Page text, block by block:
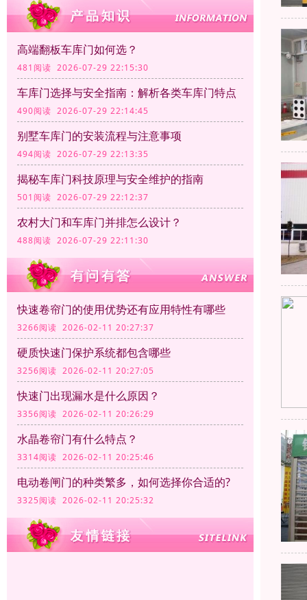
高端翻板车库门如何选？
481阅读 2026-07-29 22:15:30
车库门选择与安全指南：解析各类车库门特点
490阅读 2026-07-29 22:14:45
别墅车库门的安装流程与注意事项
494阅读 2026-07-29 22:13:35
揭秘车库门科技原理与安全维护的指南
501阅读 2026-07-29 22:12:37
农村大门和车库门并排怎么设计？
488阅读 2026-07-29 22:11:30
快速卷帘门的使用优势还有应用特性有哪些
3266阅读 2026-02-11 20:27:37
硬质快速门保护系统都包含哪些
3256阅读 2026-02-11 20:27:05
快速门出现漏水是什么原因？
3356阅读 2026-02-11 20:26:29
水晶卷帘门有什么特点？
3314阅读 2026-02-11 20:25:46
电动卷闸门的种类繁多，如何选择你合适的?
3325阅读 2026-02-11 20:25:32